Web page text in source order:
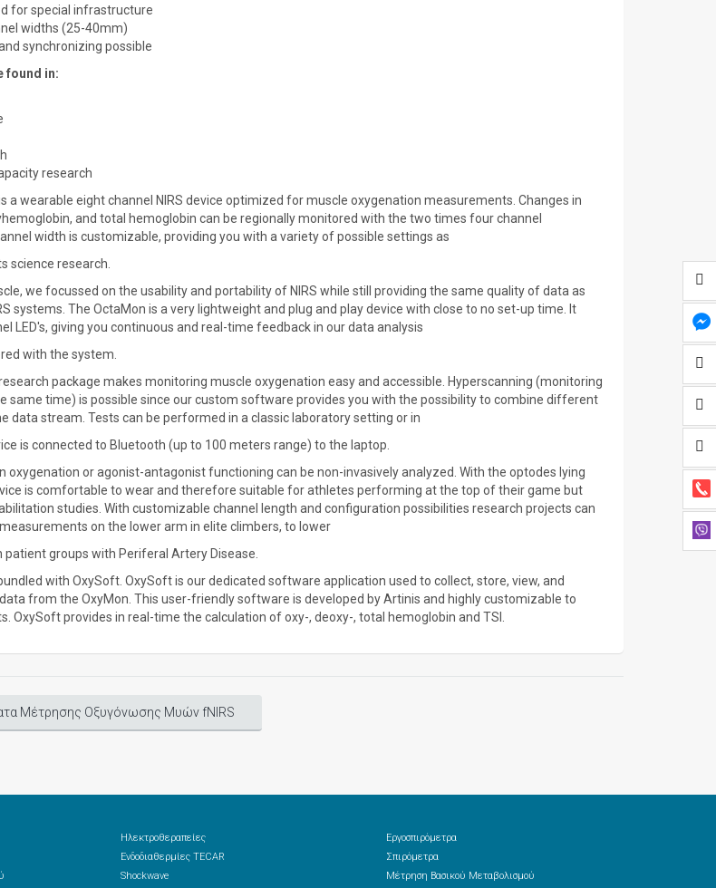
for special infrastructure
widths (25-40mm)
synchronizing possible
found in:
research
a wearable eight channel NIRS device optimized for muscle oxygenation measurements. Changes in
and total hemoglobin can be regionally monitored with the two times four channel
width is customizable, providing you with a variety of possible settings as
science research.
we focussed on the usability and portability of NIRS while still providing the same quality of data as
systems. The OctaMon is a very lightweight and plug and play device with close to no set-up time. It
LED's, giving you continuous and real-time feedback in our data analysis
with the system.
package makes monitoring muscle oxygenation easy and accessible. Hyperscanning (monitoring
same time) is possible since our custom software provides you with the possibility to combine different
data stream. Tests can be performed in a classic laboratory setting or in
is connected to Bluetooth (up to 100 meters range) to the laptop.
oxygenation or agonist-antagonist functioning can be non-invasively analyzed. With the optodes lying
is comfortable to wear and therefore suitable for athletes performing at the top of their game but
studies. With customizable channel length and configuration possibilities research projects can
on the lower arm in elite climbers, to lower
patient groups with Periferal Artery Disease.
with OxySoft. OxySoft is our dedicated software application used to collect, store, view, and
from the OxyMon. This user-friendly software is developed by Artinis and highly customizable to
OxySoft provides in real-time the calculation of oxy-, deoxy-, total hemoglobin and TSI.
Μέτρησης Οξυγόνωσης Μυών fNIRS
Ηλεκτροθεραπείες
Ενδοδιαθερμίες TECAR
Shockwave
Εργοσπιρόμετρα
Σπιρόμετρα
Μέτρηση Βασικού Μεταβολισμού